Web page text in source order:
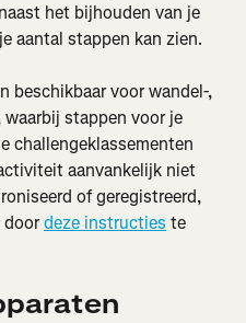
het bijhouden van je
aantal stappen kan zien.
beschikbaar voor wandel-,
stappen voor je
challengeklassementen
aanvankelijk niet
of geregistreerd,
door deze instructies te